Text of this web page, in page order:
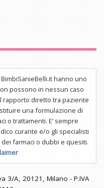
hanno uno
possono in nessun caso
rapporto diretto tra paziente
una formulazione di
o trattamenti. E’ sempre
curante e/o gli specialisti
farmaci o dubbi e quesiti.
3/A, 20121, Milano - P.IVA